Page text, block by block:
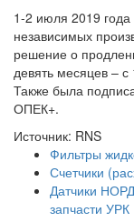
1-2 июля 2019 года
независимых
решение о
девять месяцев –
Также была
ОПЕК+.
Источник: RNS
Фильтры
Счетчики
Датчики
запчасти